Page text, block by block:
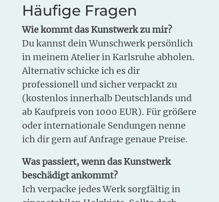
Häufige Fragen
Wie kommt das Kunstwerk zu mir?
Du kannst dein Wunschwerk persönlich
in meinem Atelier in Karlsruhe abholen.
Alternativ schicke ich es dir
professionell und sicher verpackt zu
(kostenlos innerhalb Deutschlands und
ab Kaufpreis von 1000 EUR). Für größere
oder internationale Sendungen nenne
ich dir gern auf Anfrage genaue Preise.
Was passiert, wenn das Kunstwerk
beschädigt ankommt?
Ich verpacke jedes Werk sorgfältig in